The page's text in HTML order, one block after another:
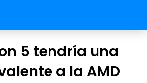
5 tendría una
a la AMD